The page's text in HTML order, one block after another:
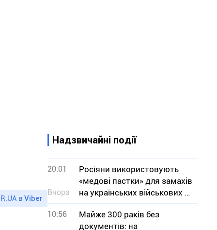
в Viber
Надзвичайні події
20:01
Вчора
Росіяни використовують
«медові пастки» для замахів
на українських військових —
СБУ
10:56
Майже 300 раків без
документів: на